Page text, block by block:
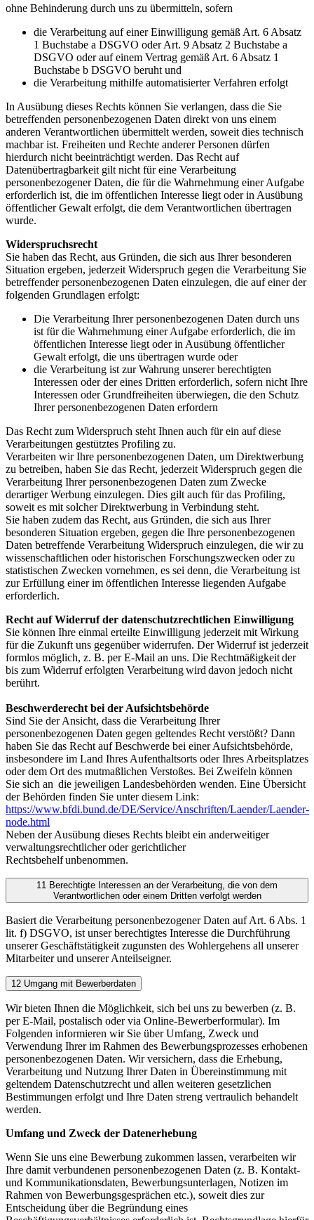
ohne Behinderung durch uns zu übermitteln, sofern
die Verarbeitung auf einer Einwilligung gemäß Art. 6 Absatz
1 Buchstabe a DSGVO oder Art. 9 Absatz 2 Buchstabe a
DSGVO oder auf einem Vertrag gemäß Art. 6 Absatz 1
Buchstabe b DSGVO beruht und
die Verarbeitung mithilfe automatisierter Verfahren erfolgt
In Ausübung dieses Rechts können Sie verlangen, dass die Sie
betreffenden personenbezogenen Daten direkt von uns einem
anderen Verantwortlichen übermittelt werden, soweit dies technisch
machbar ist. Freiheiten und Rechte anderer Personen dürfen
hierdurch nicht beeinträchtigt werden. Das Recht auf
Datenübertragbarkeit gilt nicht für eine Verarbeitung
personenbezogener Daten, die für die Wahrnehmung einer Aufgabe
erforderlich ist, die im öffentlichen Interesse liegt oder in Ausübung
öffentlicher Gewalt erfolgt, die dem Verantwortlichen übertragen
wurde.
Widerspruchsrecht
Sie haben das Recht, aus Gründen, die sich aus Ihrer besonderen
Situation ergeben, jederzeit Widerspruch gegen die Verarbeitung Sie
betreffender personenbezogenen Daten einzulegen, die auf einer der
folgenden Grundlagen erfolgt:
Die Verarbeitung Ihrer personenbezogenen Daten durch uns
ist für die Wahrnehmung einer Aufgabe erforderlich, die im
öffentlichen Interesse liegt oder in Ausübung öffentlicher
Gewalt erfolgt, die uns übertragen wurde oder
die Verarbeitung ist zur Wahrung unserer berechtigten
Interessen oder der eines Dritten erforderlich, sofern nicht Ihre
Interessen oder Grundfreiheiten überwiegen, die den Schutz
Ihrer personenbezogenen Daten erfordern
Das Recht zum Widerspruch steht Ihnen auch für ein auf diese
Verarbeitungen gestütztes Profiling zu.
Verarbeiten wir Ihre personenbezogenen Daten, um Direktwerbung
zu betreiben, haben Sie das Recht, jederzeit Widerspruch gegen die
Verarbeitung Ihrer personenbezogenen Daten zum Zwecke
derartiger Werbung einzulegen. Dies gilt auch für das Profiling,
soweit es mit solcher Direktwerbung in Verbindung steht.
Sie haben zudem das Recht, aus Gründen, die sich aus Ihrer
besonderen Situation ergeben, gegen die Ihre personenbezogenen
Daten betreffende Verarbeitung Widerspruch einzulegen, die wir zu
wissenschaftlichen oder historischen Forschungszwecken oder zu
statistischen Zwecken vornehmen, es sei denn, die Verarbeitung ist
zur Erfüllung einer im öffentlichen Interesse liegenden Aufgabe
erforderlich.
Recht auf Widerruf der datenschutzrechtlichen Einwilligung
Sie können Ihre einmal erteilte Einwilligung jederzeit mit Wirkung
für die Zukunft uns gegenüber widerrufen. Der Widerruf ist jederzeit
formlos möglich, z. B. per E-Mail an uns. DieRechtmäßigkeitder
bis zum Widerruf erfolgten Verarbeitungwird davon jedoch nicht
berührt.
Beschwerderecht bei der Aufsichtsbehörde
Sind Sie der Ansicht, dass die Verarbeitung Ihrer
personenbezogenen Daten gegen geltendes Recht verstößt? Dann
haben Sie das Recht auf Beschwerde bei einer Aufsichtsbehörde,
insbesondere im Land Ihres Aufenthaltsorts oder Ihres Arbeitsplatzes
oder dem Ort des mutmaßlichen Verstoßes. Bei Zweifeln können
Sie sich an die jeweiligen Landesbehörden wenden. Eine Übersicht
der Behörden finden Sie unter diesem Link:
https://www.bfdi.bund.de/DE/Service/Anschriften/Laender/Laender-
node.html
Neben der Ausübung dieses Rechts bleibt ein anderweitiger
verwaltungsrechtlicher oder gerichtlicher
Rechtsbehelf unbenommen.
11 Berechtigte Interessen an der Verarbeitung, die von dem
Verantwortlichen oder einem Dritten verfolgt werden
Basiert die Verarbeitung personenbezogener Daten aufArt. 6 Abs. 1
lit. f) DSGVO, ist unser berechtigtes Interesse die Durchführung
unserer Geschäftstätigkeit zugunsten des Wohlergehens all unserer
Mitarbeiter und unserer Anteilseigner.
12 Umgang mit Bewerberdaten
Wir bieten Ihnen die Möglichkeit, sich bei uns zu bewerben (z. B.
per E-Mail, postalisch oder via Online-Bewerberformular). Im
Folgenden informieren wir Sie über Umfang, Zweck und
Verwendung Ihrer im Rahmen des Bewerbungsprozesses erhobenen
personenbezogenen Daten. Wir versichern, dass die Erhebung,
Verarbeitung und Nutzung Ihrer Daten in Übereinstimmung mit
geltendem Datenschutzrecht und allen weiteren gesetzlichen
Bestimmungen erfolgt und Ihre Daten streng vertraulich behandelt
werden.
Umfang und Zweck der Datenerhebung
Wenn Sie uns eine Bewerbung zukommen lassen, verarbeiten wir
Ihre damit verbundenen personenbezogenen Daten (z. B. Kontakt-
und Kommunikationsdaten, Bewerbungsunterlagen, Notizen im
Rahmen von Bewerbungsgesprächen etc.), soweit dies zur
Entscheidung über die Begründung eines